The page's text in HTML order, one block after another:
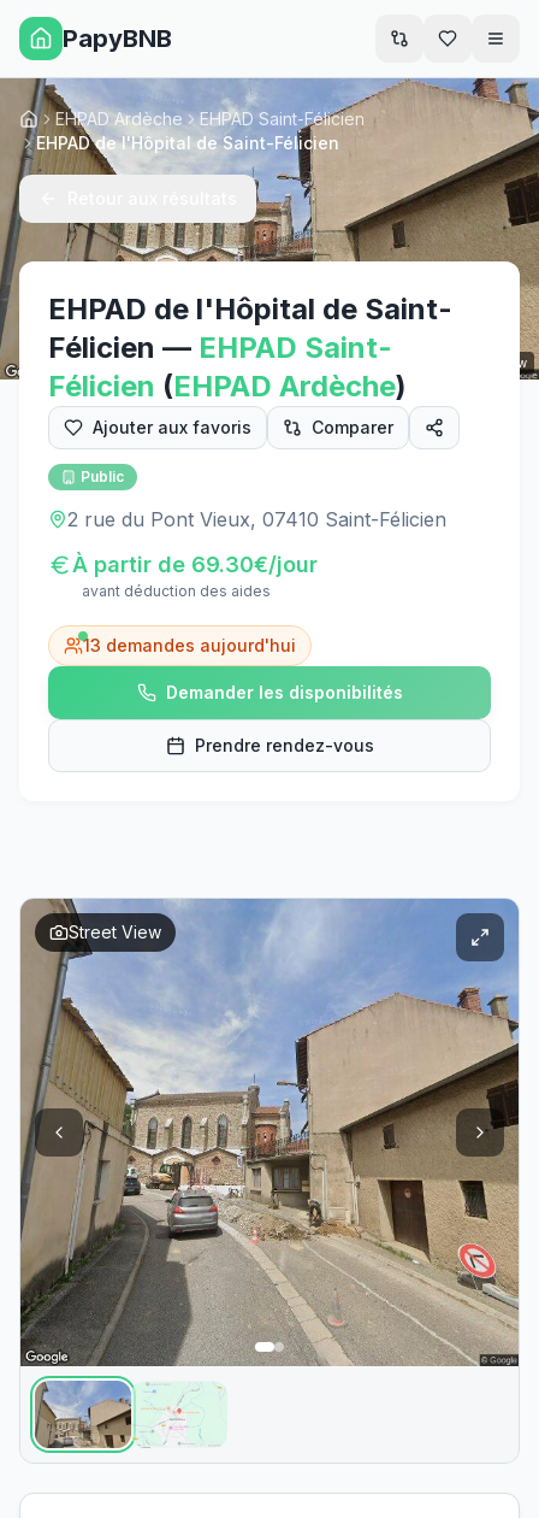
PapyBNB
Street View
AccueilEHPAD Ardèche
EHPAD Saint-Félicien
EHPAD de l'Hôpital de Saint-Félicien
EHPAD de l'Hôpital de Saint-
Félicien — EHPAD Saint-
Félicien (EHPAD Ardèche)
Ajouter aux favoris Comparer
Public
2 rue du Pont Vieux, 07410 Saint-Félicien
À partir de 69.30€/jour
avant déduction des aides
13 demandes aujourd'hui
Demander les disponibilités
Prendre rendez-vous
Street View